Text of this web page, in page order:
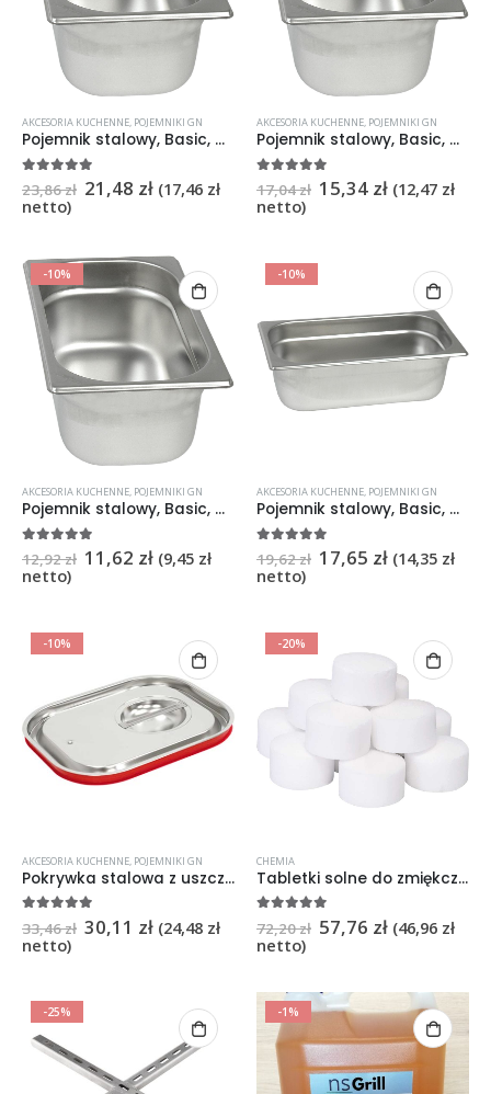
AKCESORIA KUCHENNE, POJEMNIKI GN
Pojemnik stalowy, Basic, GN 1/4, H 150 mm
23,86zł 21,48 zł (17,46 zł
netto)
AKCESORIA KUCHENNE, POJEMNIKI GN
Pojemnik stalowy, Basic, GN 1/4 ,H 100 mm
17,04zł 15,34 zł (12,47 zł
netto)
-10%
AKCESORIA KUCHENNE, POJEMNIKI GN
Pojemnik stalowy, Basic, GN 1/4, H 65 mm
12,92zł 11,62 zł (9,45 zł
netto)
-10%
AKCESORIA KUCHENNE, POJEMNIKI GN
Pojemnik stalowy, Basic, GN 1/3, H 100 mm
19,62zł 17,65 zł (14,35 zł
netto)
-10%
AKCESORIA KUCHENNE, POJEMNIKI GN
Pokrywka stalowa z uszczelką do pojemników, GN 1/3 Basic
33,46zł 30,11 zł (24,48 zł
netto)
-20%
CHEMIA
Tabletki solne do zmiękczaczy, M 25 kg
72,20zł 57,76 zł (46,96 zł
netto)
-25% -1%